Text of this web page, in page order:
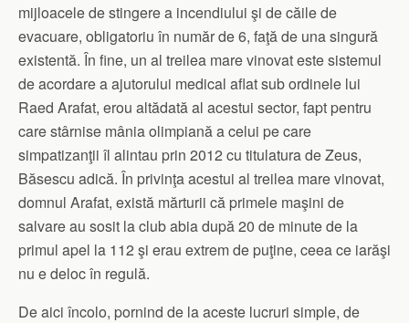
mijloacele de stingere a incendiului şi de căile de
evacuare, obligatoriu în număr de 6, faţă de una singură
existentă. În fine, un al treilea mare vinovat este sistemul
de acordare a ajutorului medical aflat sub ordinele lui
Raed Arafat, erou altădată al acestui sector, fapt pentru
care stârnise mânia olimpiană a celui pe care
simpatizanţii îl alintau prin 2012 cu titulatura de Zeus,
Băsescu adică. În privinţa acestui al treilea mare vinovat,
domnul Arafat, există mărturii că primele maşini de
salvare au sosit la club abia după 20 de minute de la
primul apel la 112 şi erau extrem de puţine, ceea ce iarăşi
nu e deloc în regulă.
De aici încolo, pornind de la aceste lucruri simple, de